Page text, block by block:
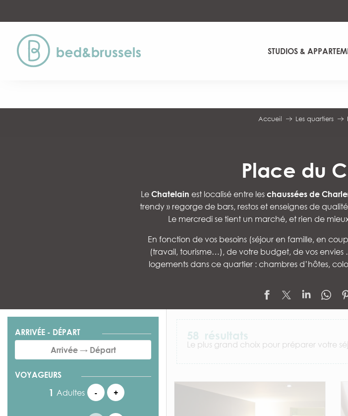
principal
STUDIOS &
Accueil Les quartiers
Place du
Le Chatelain est localisé entre les chaussées de
trendy » regorge de bars, restos et enseignes de
Le mercredi se tient un marché, et rien de
En fonction de vos besoins (séjour en famille, en
(travail, tourisme…), de votre budget, de vos
logements dans ce quartier : chambres d’hôtes,
ARRIVÉE - DÉPART
VOYAGEURS
Adultes
- +
58 résultats
Le plus grand choix pour préparer votre